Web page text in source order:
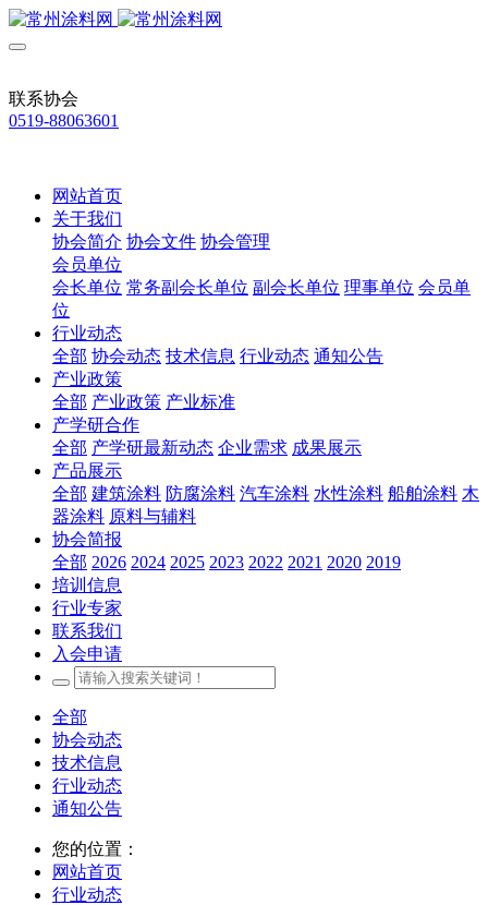
联系协会
0519-88063601
网站首页
关于我们
协会简介 协会文件 协会管理
会员单位
会长单位 常务副会长单位 副会长单位 理事单位 会员单
位
行业动态
全部 协会动态 技术信息 行业动态 通知公告
产业政策
全部 产业政策 产业标准
产学研合作
全部 产学研最新动态 企业需求 成果展示
产品展示
全部 建筑涂料 防腐涂料 汽车涂料 水性涂料 船舶涂料 木
器涂料 原料与辅料
协会简报
全部 2026 2024 2025 2023 2022 2021 2020 2019
培训信息
行业专家
联系我们
入会申请
全部
协会动态
技术信息
行业动态
通知公告
您的位置：
网站首页
行业动态